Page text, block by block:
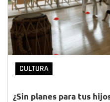
CULTURA
¿Sin planes para tus